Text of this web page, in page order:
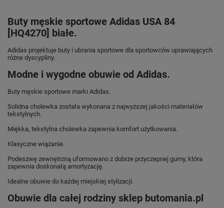
Buty męskie sportowe Adidas USA 84
[HQ4270] białe.
Adidas projektuje buty i ubrania sportowe dla sportowców uprawiających
różne dyscypliny.
Modne i wygodne obuwie od Adidas.
Buty męskie sportowe marki Adidas.
Solidna cholewka została wykonana z najwyższej jakości materiałów
tekstylnych.
Miękka, tekstylna cholewka zapewnia komfort użytkowania.
Klasyczne wiązanie.
Podeszwę zewnętrzną uformowano z dobrze przyczepnej gumy, która
zapewnia doskonałą amortyzację.
Idealne obuwie do każdej miejskiej stylizacji.
Obuwie dla całej rodziny sklep butomania.pl